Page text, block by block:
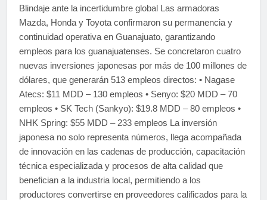
Blindaje ante la incertidumbre global Las armadoras
Mazda, Honda y Toyota confirmaron su permanencia y
continuidad operativa en Guanajuato, garantizando
empleos para los guanajuatenses. Se concretaron cuatro
nuevas inversiones japonesas por más de 100 millones de
dólares, que generarán 513 empleos directos: • Nagase
Atecs: $11 MDD – 130 empleos • Senyo: $20 MDD – 70
empleos • SK Tech (Sankyo): $19.8 MDD – 80 empleos •
NHK Spring: $55 MDD – 233 empleos La inversión
japonesa no solo representa números, llega acompañada
de innovación en las cadenas de producción, capacitación
técnica especializada y procesos de alta calidad que
benefician a la industria local, permitiendo a los
productores convertirse en proveedores calificados para la